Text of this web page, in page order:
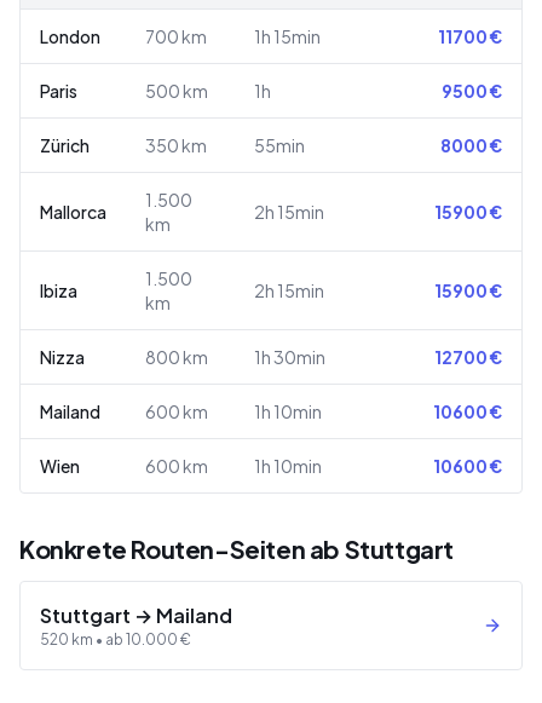
London 700 km 1h 15min 11700€
Paris 500 km 1h 9500€
Zürich 350 km 55min 8000€
Mallorca
1.500
km
2h 15min 15900€
Ibiza
1.500
km
2h 15min 15900€
Nizza 800 km 1h 30min 12700€
Mailand 600 km 1h 10min 10600€
Wien 600 km 1h 10min 10600€
Konkrete Routen-Seiten ab Stuttgart
Stuttgart → Mailand
520 km • ab 10.000 €